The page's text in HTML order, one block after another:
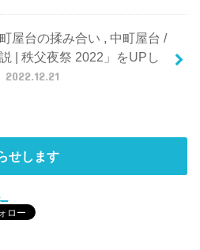
屋台の揉み合い , 中町屋台 /
| 秩父夜祭 2022」をUPし
2022.12.21
せします